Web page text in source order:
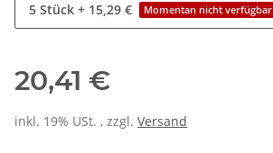
5 Stück + 15,29 € Momentan nicht verfügbar
20,41 €
inkl. 19% USt. , zzgl. Versand